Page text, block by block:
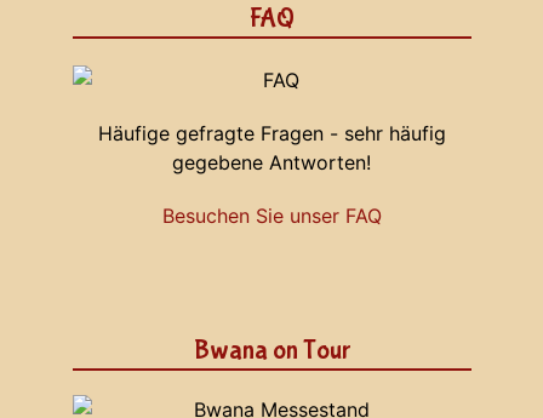
FAQ
Häufige gefragte Fragen - sehr häufig
gegebene Antworten!
Besuchen Sie unser FAQ
Bwana on Tour